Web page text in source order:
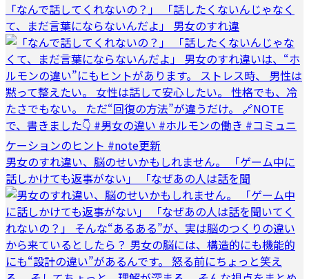
「なんで話してくれないの？」 「話したくないんじゃなく
て、まだ言葉にならないんだよ」 男女のすれ違
男女のすれ違い、脳のせいかもしれません。 「ゲーム中に
話しかけても返事がない」 「なぜあの人は話を聞